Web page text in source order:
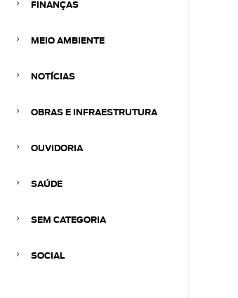
FINANÇAS
MEIO AMBIENTE
NOTÍCIAS
OBRAS E INFRAESTRUTURA
OUVIDORIA
SAÚDE
SEM CATEGORIA
SOCIAL